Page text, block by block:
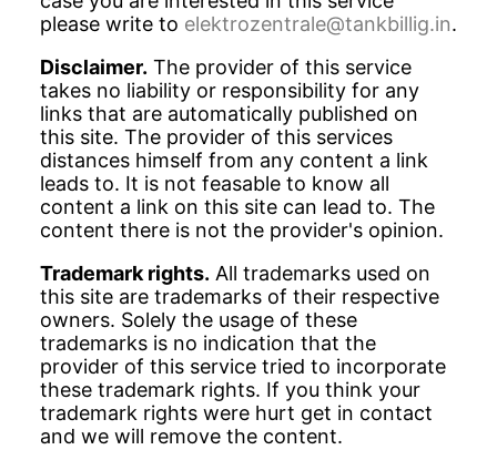
please write to elektrozentrale@tankbillig.in.
Disclaimer. The provider of this service
takes no liability or responsibility for any
links that are automatically published on
this site. The provider of this services
distances himself from any content a link
leads to. It is not feasable to know all
content a link on this site can lead to. The
content there is not the provider's opinion.
Trademark rights. All trademarks used on
this site are trademarks of their respective
owners. Solely the usage of these
trademarks is no indication that the
provider of this service tried to incorporate
these trademark rights. If you think your
trademark rights were hurt get in contact
and we will remove the content.